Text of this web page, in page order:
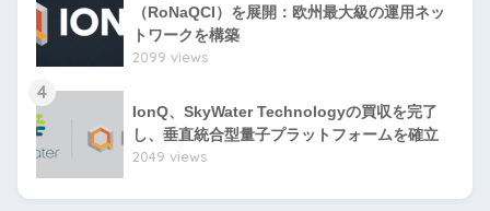
（RoNaQCI）を展開：欧州最大級の運用ネッ
トワークを構築
2099 views
4
IonQ、SkyWater Technologyの買収を完了
し、垂直統合型量子プラットフォームを確立
2049 views